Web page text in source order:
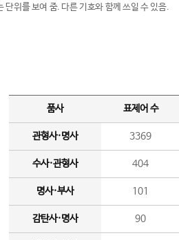
위를 보여 줌. 다른 기호와 함께 쓰일 수 있음.
품사 표제어 수
관형사·명사 3369
수사·관형사 404
명사·부사 101
감탄사·명사 90